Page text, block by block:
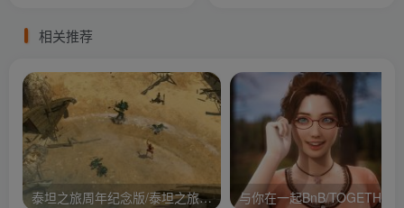
相关推荐
泰坦之旅周年纪念版/泰坦之旅：不朽王座/Titan Quest Anniversary Edition